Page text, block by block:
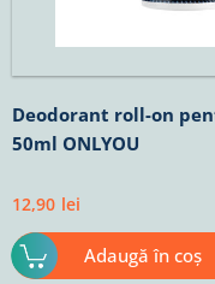
Deodorant roll-on
50ml ONLYOU
12,90 lei
Adaugă în coș